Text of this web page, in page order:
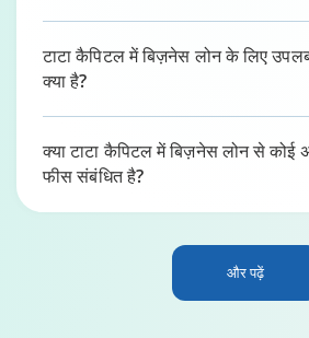
टाटा कैपिटल में बिज़नेस लोन के लिए
क्या है?
क्या टाटा कैपिटल में बिज़नेस लोन से कोई
फीस संबंधित है?
और पढ़ें